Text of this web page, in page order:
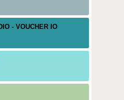
- VOUCHER IO